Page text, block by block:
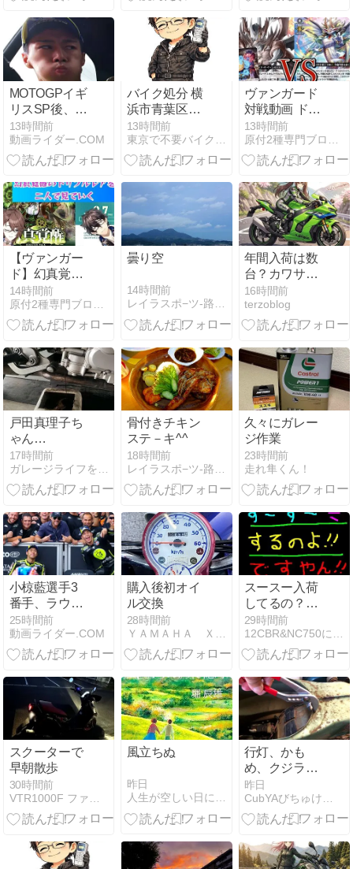
リアノーン
VS Bastion/バ
スティオン)
MOTOGPイギ
リスSP後、ク
ルマで歓談す
るアプリリア
の3人。
13時間前
動画ライダー.COM
バイク処分 横
浜市青葉区｜
原付・スクー
ター即回収
【バイク回収
13時間前
ヴァンガード
対戦動画 ドラ
ゴニック・オ
ーバーロード
(櫂アイコ
説・エスタシ
オン “華馳弩
樹” 【幻真覚
醒環境】
13時間前
【ヴァンガー
ド】幻真覚醒
のRRRをみて
く！
【Vtuber】
14時間前
曇り空
14時間前
年間入荷は数
台？カワサキ
プラザで知っ
た最高峰リッ
ターSS供給不
16時間前
terzoblog
戸田真理子ち
ゃん
（TDM850）
のオイル交換
とリアタイヤ
感ざんすの巻
17時間前
骨付きチキン
ステ－キ^^
18時間前
久々にガレー
ジ作業
23時間前
走れ隼くん！
小椋藍選手3
番手、ラウ
ル・フェルナ
ンデス選手2
番手！フロン
25時間前
動画ライダー.COM
購入後初オイ
ル交換
28時間前
スースー入荷
してるの？で
すやん！
29時間前
スクーターで
早朝散歩
30時間前
風立ちぬ
昨日
人生が空しい日に 僕らは何をすればいいの
行灯、かも
め、クジラカ
ブC 50のメン
テ2
昨日